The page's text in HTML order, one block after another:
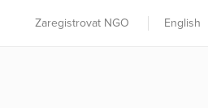
Zaregistrovat NGO English